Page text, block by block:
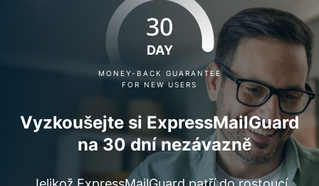
30
DAY
MONEY-BACK GUARANTEE
FOR NEW USERS
Vyzkoušejte si ExpressMailGuard
na 30 dní nezávazně